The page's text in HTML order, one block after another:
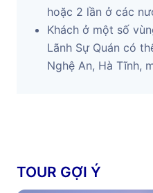
hoặc 2 lần ở các
Khách ở một số
Lãnh Sự Quán có
Nghệ An, Hà Tĩnh,
TOUR GỢI Ý